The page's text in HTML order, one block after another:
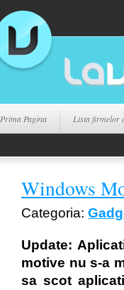
Prima Pagina Lista firmelor
Windows
Categoria:
Update:
motive nu s-a
sa scot